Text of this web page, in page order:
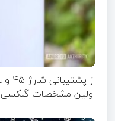
اولین مشخصات گلکسی S26 FE فاش شد